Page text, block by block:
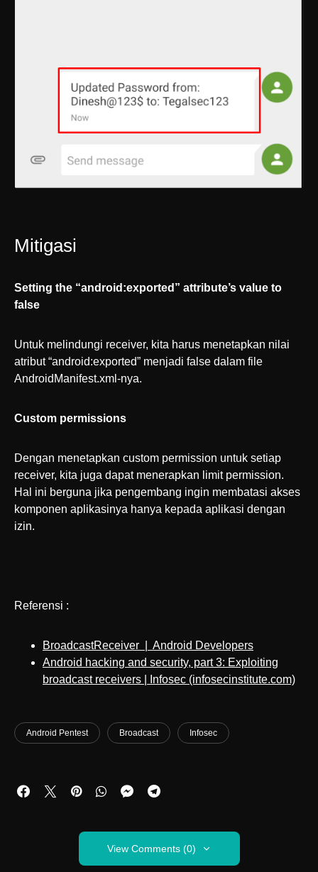
Mitigasi
Setting the “android:exported” attribute’s value to
false
Untuk melindungi receiver, kita harus menetapkan nilai
atribut “android:exported” menjadi false dalam file
AndroidManifest.xml-nya.
Custom permissions
Dengan menetapkan custom permission untuk setiap
receiver, kita juga dapat menerapkan limit permission.
Hal ini berguna jika pengembang ingin membatasi akses
komponen aplikasinya hanya kepada aplikasi dengan
izin.
Referensi :
BroadcastReceiver | Android Developers
Android hacking and security, part 3: Exploiting
broadcast receivers | Infosec (infosecinstitute.com)
Android Pentest Broadcast Infosec
View Comments (0)